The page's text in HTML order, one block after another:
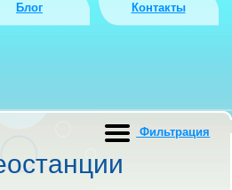
Блог Контакты
Фильтрация